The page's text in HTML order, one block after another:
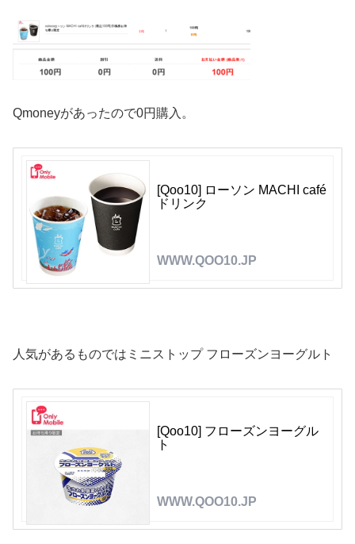
Qmoneyがあったので0円購入。
[Qoo10] ローソン MACHI café
ドリンク
WWW.QOO10.JP
人気があるものではミニストップ フローズンヨーグルト
[Qoo10] フローズンヨーグル
ト
WWW.QOO10.JP